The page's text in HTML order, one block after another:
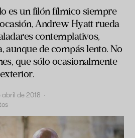
es un filón fílmico siempre
Andrew Hyatt rueda
contemplativos,
aunque de compás lento. No
que sólo ocasionalmente
abril de 2018 ·